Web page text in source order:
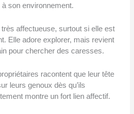
son environnement.
affectueuse, surtout si elle est
Elle adore explorer, mais revient
pour chercher des caresses.
racontent que leur tête
leurs genoux dès qu’ils
montre un fort lien affectif.